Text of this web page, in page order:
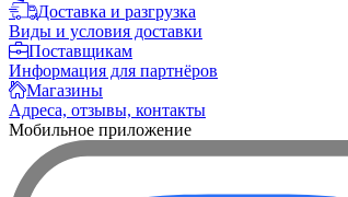
Доставка и разгрузка
Виды и условия доставки
Поставщикам
Информация для партнёров
Магазины
Адреса, отзывы, контакты
Мобильное приложение